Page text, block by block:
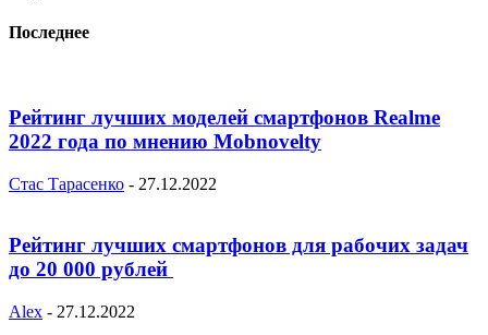
Последнее
Рейтинг лучших моделей смартфонов Realme
2022 года по мнению Mobnovelty
Стас Тарасенко - 27.12.2022
Рейтинг лучших смартфонов для рабочих задач
до 20 000 рублей
Alex - 27.12.2022